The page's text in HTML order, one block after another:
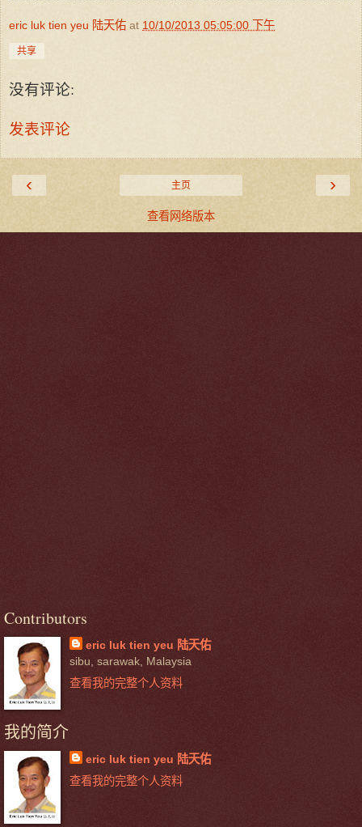
eric luk tien yeu 陆天佑 at 10/10/2013 05:05:00 下午
共享
没有评论:
发表评论
‹ ›
主页
查看网络版本
Contributors
eric luk tien yeu 陆天佑
sibu, sarawak, Malaysia
查看我的完整个人资料
我的简介
eric luk tien yeu 陆天佑
查看我的完整个人资料